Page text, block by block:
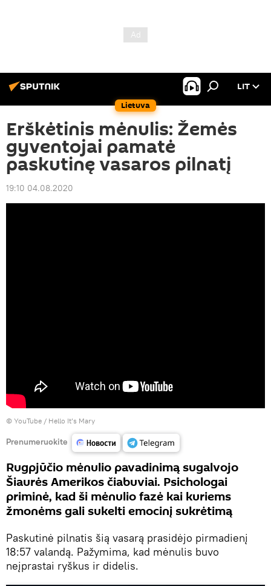
Lietuva
LIT
Erškėtinis mėnulis: Žemės
gyventojai pamatė
paskutinę vasaros pilnatį
19:10 04.08.2020
© YouTube / Hello It’s Mary
Prenumeruokite
Rugpjūčio mėnulio pavadinimą sugalvojo
Šiaurės Amerikos čiabuviai. Psichologai
priminė, kad ši mėnulio fazė kai kuriems
žmonėms gali sukelti emocinį sukrėtimą
Paskutinė pilnatis šią vasarą prasidėjo pirmadienį
18:57 valandą. Pažymima, kad mėnulis buvo
neįprastai ryškus ir didelis.